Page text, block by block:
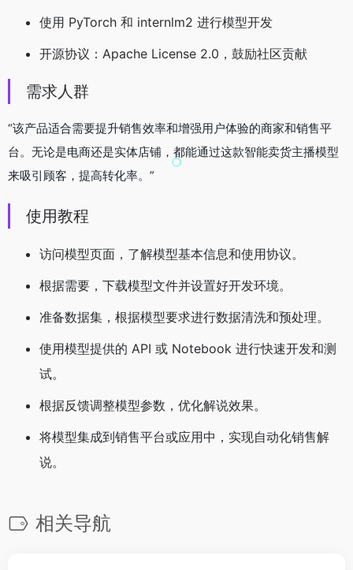
使用 PyTorch 和 internlm2 进行模型开发
开源协议：Apache License 2.0，鼓励社区贡献
需求人群
“该产品适合需要提升销售效率和增强用户体验的商家和销售平
台。无论是电商还是实体店铺，都能通过这款智能卖货主播模型
来吸引顾客，提高转化率。”
使用教程
访问模型页面，了解模型基本信息和使用协议。
根据需要，下载模型文件并设置好开发环境。
准备数据集，根据模型要求进行数据清洗和预处理。
使用模型提供的 API 或 Notebook 进行快速开发和测
试。
根据反馈调整模型参数，优化解说效果。
将模型集成到销售平台或应用中，实现自动化销售解
说。
相关导航